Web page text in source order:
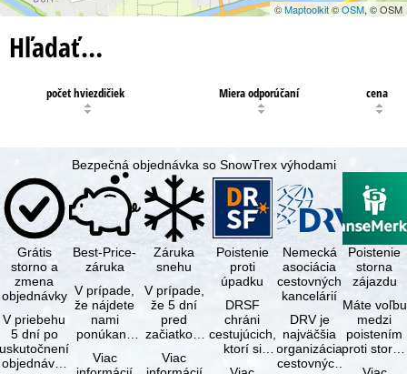
©Maptoolkit©OSM, © OSM
Hľadať…
počet hviezdičiek Miera odporúčaní cena
Bezpečná objednávka so SnowTrex výhodami
Grátis
storno a
zmena
objednávky
V priebehu
5 dní po
uskutočnení
objednávky
Best-Price-
záruka
V prípade,
že nájdete
nami
ponúkaný
rovnakými
Viac
Záruka
snehu
V prípade,
že 5 dní
pred
začiatkom
(deň
Viac
Poistenie
proti
úpadku
DRSF
chráni
cestujúcich,
ktorí si
Nemecká
asociácia
cestovných
kancelárií
DRV je
najväčšia
organizácia
cestovných
Poistenie
storna
zájazdu
Máte voľbu
medzi
poistením
proti stornu